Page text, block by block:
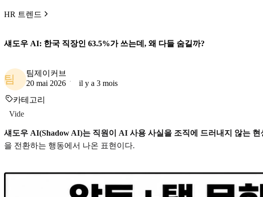
HR 트렌드
섀도우 AI: 한국 직장인 63.5%가 쓰는데, 왜 다들 숨길까?
팀
팀제이커브
20 mai 2026
il y a 3 mois
카테고리
Vide
섀도우 AI(Shadow AI)는 직원이 AI 사용 사실을 조직에 드러내지 않는 현
을 전환하는 행동에서 나온 표현이다.